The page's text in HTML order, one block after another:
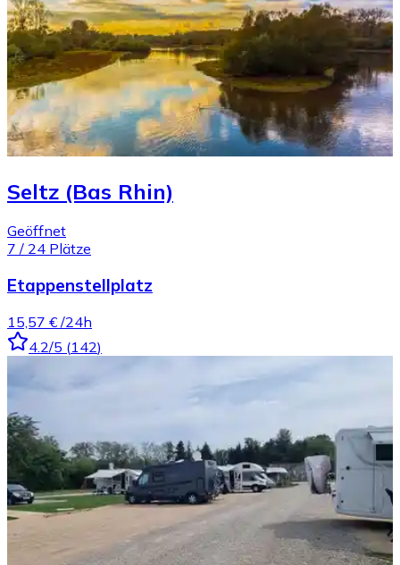
Seltz (Bas Rhin)
Geöffnet
7 / 24 Plätze
Etappenstellplatz
15,57 € /24h
4.2/5 (142)